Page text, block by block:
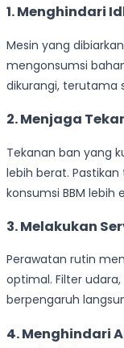
1. Menghindari
Mesin yang
mengonsumsi
dikurangi, terutama
2. Menjaga
Tekanan ban yang
lebih berat.
konsumsi BBM lebih
3. Melakukan
Perawatan rutin
optimal. Filter
berpengaruh
4. Menghindari